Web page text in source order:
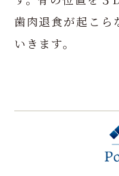
歯肉退食が起こら
いきます。